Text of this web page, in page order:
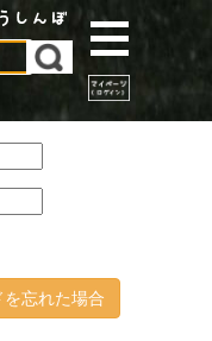
しんぼ
忘れた場合